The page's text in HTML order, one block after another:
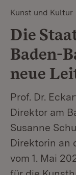
Kunst und Kultur
Die
Baden-
neue
Prof. Dr.
Direktor am
Susanne
Direktorin an
vom 1. Mai